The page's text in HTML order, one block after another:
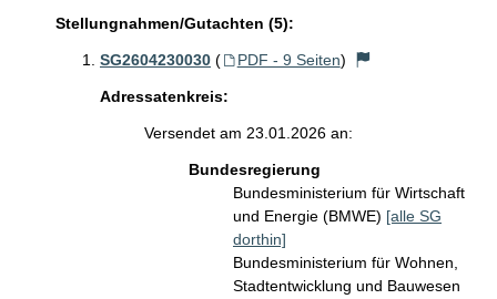
Stellungnahmen/Gutachten (5):
SG2604230030 ( PDF - 9 Seiten)
Adressatenkreis:
Versendet am 23.01.2026 an:
Bundesregierung
Bundesministerium für Wirtschaft
und Energie (BMWE) [alle SG
dorthin]
Bundesministerium für Wohnen,
Stadtentwicklung und Bauwesen